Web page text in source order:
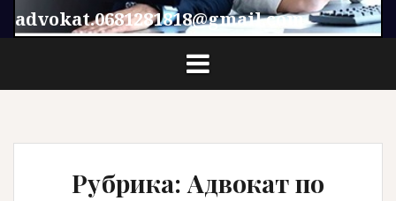
advokat.0681281818@gmail.com
Рубрика: Адвокат по